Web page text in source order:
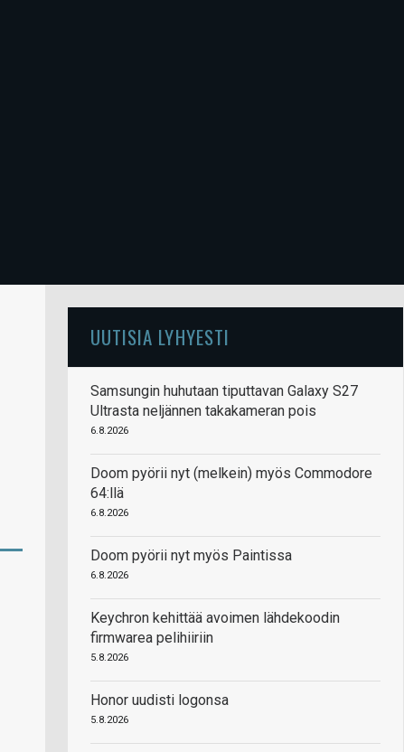
UUTISIA LYHYESTI
Samsungin huhutaan tiputtavan Galaxy S27
Ultrasta neljännen takakameran pois
6.8.2026
Doom pyörii nyt (melkein) myös Commodore
64:llä
6.8.2026
Doom pyörii nyt myös Paintissa
6.8.2026
Keychron kehittää avoimen lähdekoodin
firmwarea pelihiiriin
5.8.2026
Honor uudisti logonsa
5.8.2026